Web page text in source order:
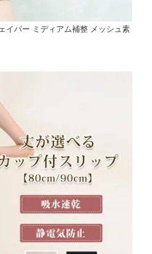
イパー ミディアム補整 メッシュ素